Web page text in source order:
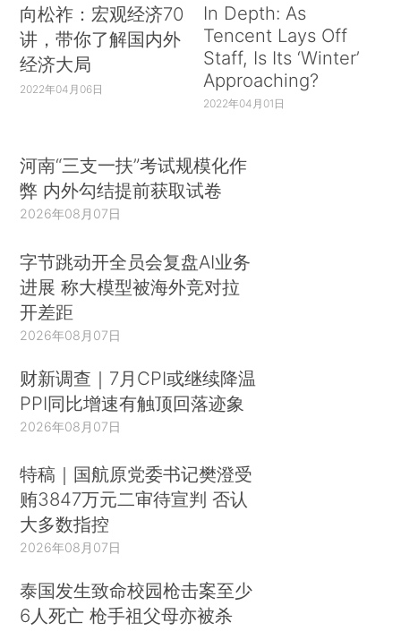
向松祚：宏观经济70
讲，带你了解国内外
经济大局
2022年04月06日
In Depth: As
Tencent Lays Off
Staff, Is Its ‘Winter’
Approaching?
2022年04月01日
河南“三支一扶”考试规模化作
弊 内外勾结提前获取试卷
2026年08月07日
字节跳动开全员会复盘AI业务
进展 称大模型被海外竞对拉
开差距
2026年08月07日
财新调查｜7月CPI或继续降温
PPI同比增速有触顶回落迹象
2026年08月07日
特稿｜国航原党委书记樊澄受
贿3847万元二审待宣判 否认
大多数指控
2026年08月07日
泰国发生致命校园枪击案至少
6人死亡 枪手祖父母亦被杀